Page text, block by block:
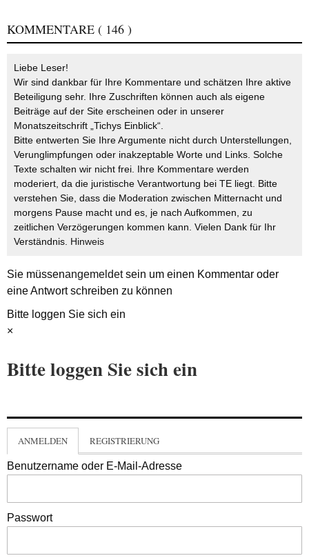
KOMMENTARE ( 146 )
Liebe Leser!
Wir sind dankbar für Ihre Kommentare und schätzen Ihre aktive
Beteiligung sehr. Ihre Zuschriften können auch als eigene
Beiträge auf der Site erscheinen oder in unserer
Monatszeitschrift „Tichys Einblick“.
Bitte entwerten Sie Ihre Argumente nicht durch Unterstellungen,
Verunglimpfungen oder inakzeptable Worte und Links. Solche
Texte schalten wir nicht frei. Ihre Kommentare werden
moderiert, da die juristische Verantwortung bei TE liegt. Bitte
verstehen Sie, dass die Moderation zwischen Mitternacht und
morgens Pause macht und es, je nach Aufkommen, zu
zeitlichen Verzögerungen kommen kann. Vielen Dank für Ihr
Verständnis. Hinweis
Sie müssenangemeldetsein um einen Kommentar oder
eine Antwort schreiben zu können
Bitte loggen Sie sich ein
×
Bitte loggen Sie sich ein
ANMELDEN REGISTRIERUNG
Benutzername oder E-Mail-Adresse
Passwort